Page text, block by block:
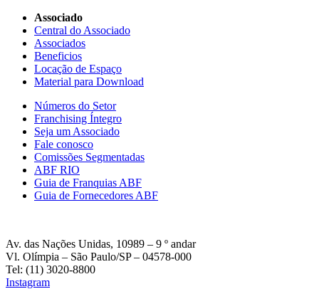
Associado
Central do Associado
Associados
Beneficios
Locação de Espaço
Material para Download
Números do Setor
Franchising Íntegro
Seja um Associado
Fale conosco
Comissões Segmentadas
ABF RIO
Guia de Franquias ABF
Guia de Fornecedores ABF
Av. das Nações Unidas, 10989 – 9 º andar
Vl. Olímpia – São Paulo/SP – 04578-000
Tel: (11) 3020-8800
Instagram